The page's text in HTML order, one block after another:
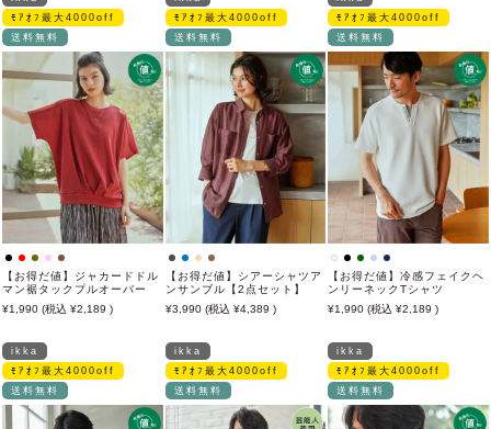
ﾓｱｵﾌ最大4000off
送料無料
【お得だ値】ジャカードドル
マン裾タックプルオーバー
1,990
2,189
ﾓｱｵﾌ最大4000off
送料無料
【お得だ値】シアーシャツア
ンサンブル【2点セット】
3,990
4,389
ﾓｱｵﾌ最大4000off
送料無料
【お得だ値】冷感フェイクヘ
ンリーネックTシャツ
1,990
2,189
ikka
ﾓｱｵﾌ最大4000off
送料無料
ikka
ﾓｱｵﾌ最大4000off
送料無料
ikka
ﾓｱｵﾌ最大4000off
送料無料